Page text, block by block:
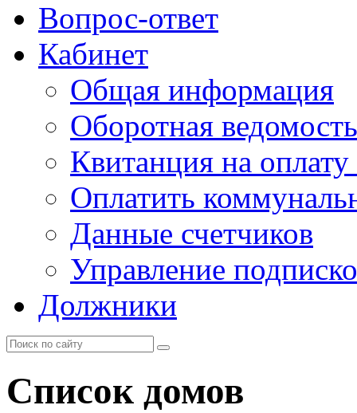
Вопрос-ответ
Кабинет
Общая информация
Оборотная ведомость
Квитанция на
Оплатить
Данные счетчиков
Управление
Должники
Список домов